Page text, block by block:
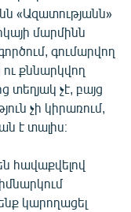
«Ազատությանն»
մարմինն
գումարվող
քննարկվող
տեղյակ չէ, բայց
չի կիրառում,
է տալիս։
հավաքվելով
կարողացել